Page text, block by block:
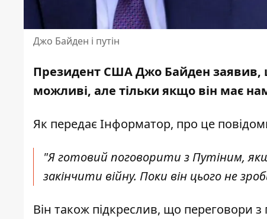
Джо Байден і путін
Президент США Джо Байден заявив,
можливі, але тільки якщо він має
Як передає Інформатор, про це
"Я готовий поговорити з Путіним,
закінчити війну. Поки він цього не
Він також підкреслив, що переговори